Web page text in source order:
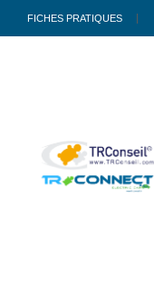
FICHES PRATIQUES